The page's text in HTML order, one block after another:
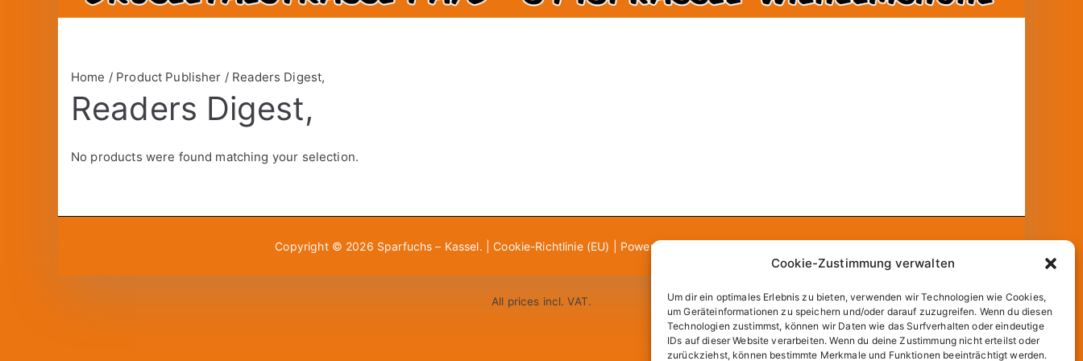
Cookie-Zustimmung verwalten
Um dir ein optimales Erlebnis zu bieten, verwenden wir Technologien wie Cookies,
um Geräteinformationen zu speichern und/oder darauf zuzugreifen. Wenn du diesen
Technologien zustimmst, können wir Daten wie das Surfverhalten oder eindeutige
IDs auf dieser Website verarbeiten. Wenn du deine Zustimmung nicht erteilst oder
zurückziehst, können bestimmte Merkmale und Funktionen beeinträchtigt werden.
Home / Product Publisher / Readers Digest,
Readers Digest,
No products were found matching your selection.
Copyright © 2026 Sparfuchs – Kassel. |Cookie-Richtlinie (EU) | Powered by
All prices incl. VAT.